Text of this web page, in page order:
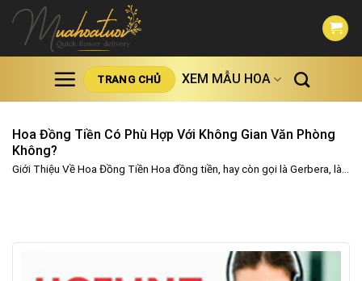
Skip
content
TRANG CHỦ XEM MẪU HOA
Hoa Đồng Tiền Có Phù Hợp Với Không Gian Văn Phòng
Không?
Giới Thiệu Về Hoa Đồng Tiền Hoa đồng tiền, hay còn gọi là Gerbera, là...